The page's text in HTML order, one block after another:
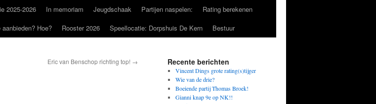
2025-2026 In memoriam Jeugdschaak Partijen naspelen:
Rating berekenen
aanbieden? Hoe? Rooster 2026 Speellocatie: Dorpshuis De Kern Bestuur
Eric van Benschop richting top! → Recente berichten
Vincent Dings grote rating(s)tijger
Wie van de drie?
Boeiende partij Thomas Broek!
Gianni knap 9e op NK!!